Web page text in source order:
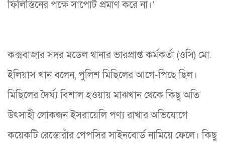
ফিলিস্তিনের পক্ষে সাপোর্ট প্রমাণ করে না।’
কক্সবাজার সদর মডেল থানার ভারপ্রাপ্ত কর্মকর্তা (ওসি) মো.
ইলিয়াস খান বলেন, পুলিশ মিছিলের আগে-পিছে ছিল।
মিছিলের দৈর্ঘ্য বিশাল হওয়ায় মাঝখান থেকে কিছু অতি
উৎসাহী লোকজন ইসরায়েলি পণ্য রাখার অভিযোগে
কয়েকটি রেস্তোরাঁর পেপসির সাইনবোর্ড নামিয়ে ফেলে। কিছু